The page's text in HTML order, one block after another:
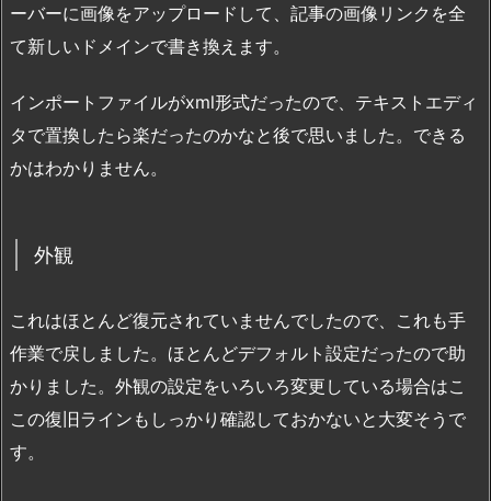
ーバーに画像をアップロードして、記事の画像リンクを全
て新しいドメインで書き換えます。
インポートファイルがxml形式だったので、テキストエディ
タで置換したら楽だったのかなと後で思いました。できる
かはわかりません。
外観
これはほとんど復元されていませんでしたので、これも手
作業で戻しました。ほとんどデフォルト設定だったので助
かりました。外観の設定をいろいろ変更している場合はこ
この復旧ラインもしっかり確認しておかないと大変そうで
す。